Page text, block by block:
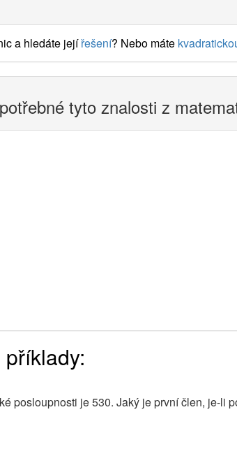
a hledáte jejířešení? Nebo máte
tyto znalosti z
posloupnosti je 530. Jaký je první člen, je-li